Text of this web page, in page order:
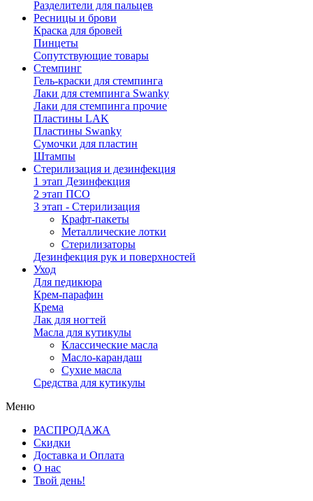
Разделители для пальцев
Ресницы и брови
Краска для бровей
Пинцеты
Сопутствующие товары
Стемпинг
Гель-краски для стемпинга
Лаки для стемпинга Swanky
Лаки для стемпинга прочие
Пластины LAK
Пластины Swanky
Сумочки для пластин
Штампы
Стерилизация и дезинфекция
1 этап Дезинфекция
2 этап ПСО
3 этап - Стерилизация
Крафт-пакеты
Металлические лотки
Стерилизаторы
Дезинфекция рук и поверхностей
Уход
Для педикюра
Крем-парафин
Крема
Лак для ногтей
Масла для кутикулы
Классические масла
Масло-карандаш
Сухие масла
Средства для кутикулы
Меню
РАСПРОДАЖА
Скидки
Доставка и Оплата
О нас
Твой день!